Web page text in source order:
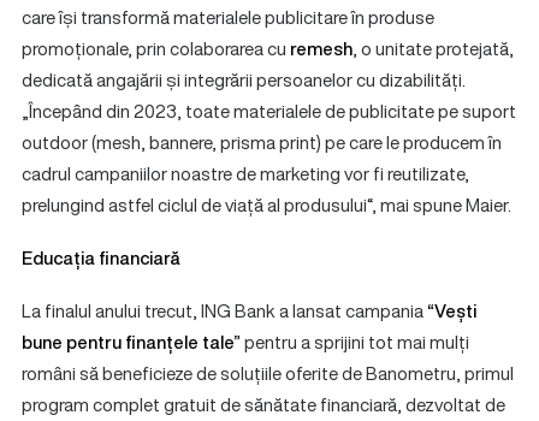
care își transformă materialele publicitare în produse
promoționale, prin colaborarea cu remesh, o unitate protejată,
dedicată angajării și integrării persoanelor cu dizabilități.
„Începând din 2023, toate materialele de publicitate pe suport
outdoor (mesh, bannere, prisma print) pe care le producem în
cadrul campaniilor noastre de marketing vor fi reutilizate,
prelungind astfel ciclul de viață al produsului“, mai spune Maier.
Educația financiară
La finalul anului trecut, ING Bank a lansat campania“Vești
bune pentru finanțele tale”pentru a sprijini tot mai mulți
români să beneficieze de soluțiile oferite de Banometru, primul
program complet gratuit de sănătate financiară, dezvoltat de